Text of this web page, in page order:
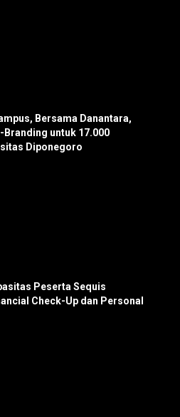
Bersama Danantara,
Branding untuk 17.000
Diponegoro
Peserta Sequis
Check-Up dan Personal